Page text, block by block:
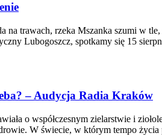
na trawach, rzeka Mszanka szumi w
Lubogoszcz, spotkamy się 15
– Audycja Radia Kraków
o współczesnym zielarstwie i
W świecie, w którym tempo